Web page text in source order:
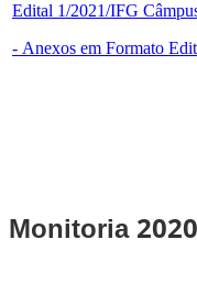
Edital 1/2021/IFG
- Anexos em Formato
Monitoria 2020